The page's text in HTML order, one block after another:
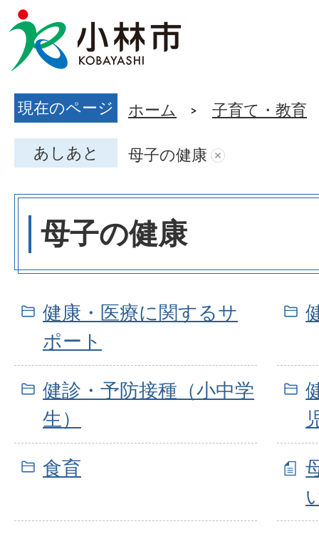
現在のページ ホーム 子育て・教育
あしあと 母子の健康
母子の健康
健康・医療に関するサ
ポート
健診・予防接種（小中学
生）
食育